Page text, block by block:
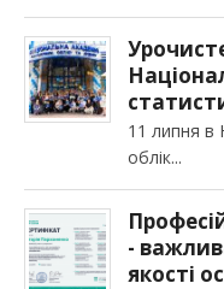
11 липня в
облік
-
якості